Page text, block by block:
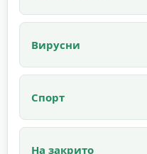
Вирусни
Спорт
На закрито